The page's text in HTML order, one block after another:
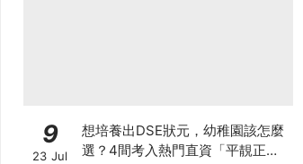
9
23 Jul
想培養出DSE狀元，幼稚園該怎麼
選？4間考入熱門直資「平靚正」